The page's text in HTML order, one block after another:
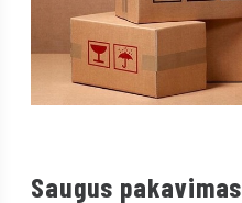
Saugus pakavimas